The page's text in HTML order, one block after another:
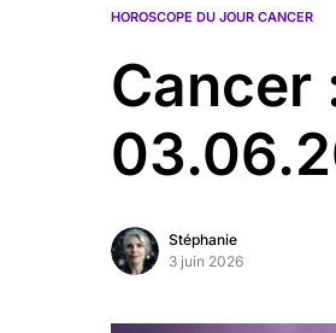
HOROSCOPE DU JOUR CANCER
Cancer
Stéphanie
3 juin 2026